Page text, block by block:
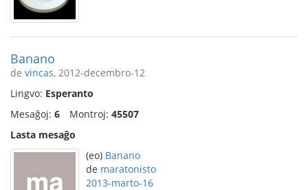
Banano
de vincas, 2012-decembro-12
Lingvo: Esperanto
Mesaĝoj: 6 Montroj: 45507
Lasta mesaĝo
(eo) Banano
de maratonisto
2013-marto-16